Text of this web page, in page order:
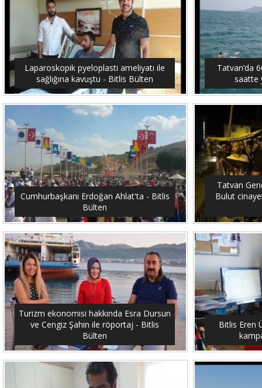
Laparoskopik pyeloplasti ameliyatı ile
sağlığına kavuştu - Bitlis Bülten
Tatvan’da
saatte
Cumhurbaşkanı Erdoğan Ahlat'ta - Bitlis
Bülten
Tatvan
Bulut
Turizm ekonomisi hakkında Esra Dursun
ve Cengiz Şahin ile röportaj - Bitlis
Bülten
Bitlis Eren